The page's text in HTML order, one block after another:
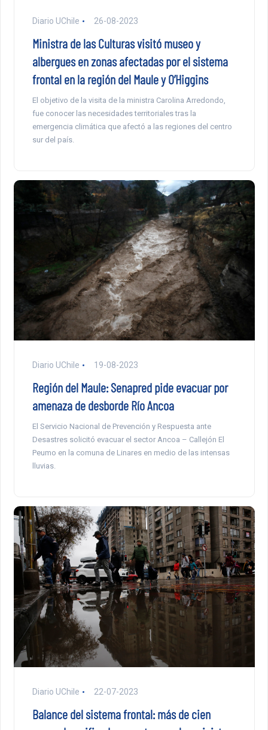
Diario UChile 26-08-2023
Ministra de las Culturas visitó museo y
albergues en zonas afectadas por el sistema
frontal en la región del Maule y O’Higgins
El objetivo de la visita de la ministra Carolina Arredondo,
fue conocer las necesidades territoriales tras la
emergencia climática que afectó a las regiones del centro
sur del país.
Diario UChile 19-08-2023
Región del Maule: Senapred pide evacuar por
amenaza de desborde Río Ancoa
El Servicio Nacional de Prevención y Respuesta ante
Desastres solicitó evacuar el sector Ancoa – Callejón El
Peumo en la comuna de Linares en medio de las intensas
lluvias.
Diario UChile 22-07-2023
Balance del sistema frontal: más de cien